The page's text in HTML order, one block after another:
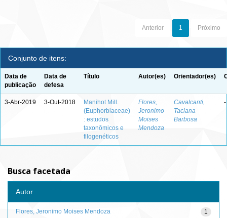
Anterior 1 Próximo
Conjunto de itens:
Data de
publicação
Data de
defesa
Título Autor(es) Orientador(es)
3-Abr-2019 3-Out-2018
Manihot Mill.
(Euphorbiaceae)
: estudos
taxonômicos e
filogenéticos
Flores,
Jeronimo
Moises
Mendoza
Cavalcanti,
Taciana
Barbosa
-
Busca facetada
Autor
1
Flores, Jeronimo Moises Mendoza